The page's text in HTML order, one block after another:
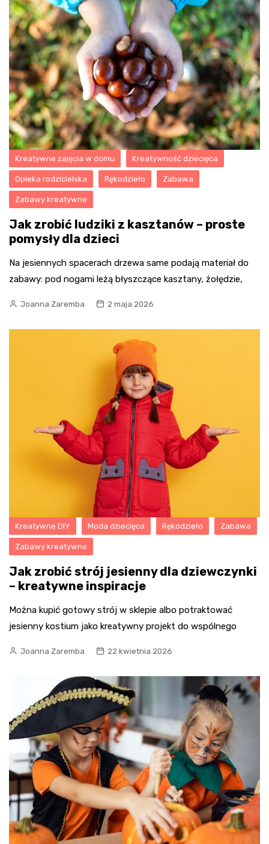
Kreatywne zajęcia w domu Kreatywność dziecięca
Opieka rodzicielska Rękodzieło Zabawa
Zabawy kreatywne
Jak zrobić ludziki z kasztanów – proste
pomysły dla dzieci
Na jesiennych spacerach drzewa same podają materiał do
zabawy: pod nogami leżą błyszczące kasztany, żołędzie,
Joanna Zaremba 2 maja 2026
Kreatywne DIY Moda dziecięca Rękodzieło Zabawa
Zabawy kreatywne
Jak zrobić strój jesienny dla dziewczynki
– kreatywne inspiracje
Można kupić gotowy strój w sklepie albo potraktować
jesienny kostium jako kreatywny projekt do wspólnego
Joanna Zaremba 22 kwietnia 2026